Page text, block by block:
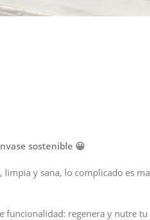
sostenible 😀
limpia y sana, lo complicado es
funcionalidad: regenera y nutre